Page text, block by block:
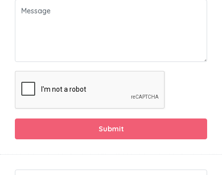
Submit